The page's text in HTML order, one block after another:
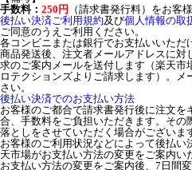
手数料： 250円 （請求書発行料）をお客
後払い決済ご利用規約及び個人情報の取
ご同意のうえご利用ください。
各コンビニまたは銀行でお支払いいただ
商品発送後、注文者メールアドレスに
求のご案内メールを送付します（楽天
ロテクションズよりご請求します）。
さい。
後払い決済でのお支払い方法
お客様のご都合で請求書発行後に注文
合、手数料をご負担いただきます。その
落としをさせていただく場合がございま
お客様のご利用状況などによって後払
天市場がお支払い方法の変更をご案内い
お支払い方法の変更をご案内後、7日間